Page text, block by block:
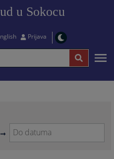
u Sokocu
Prijava